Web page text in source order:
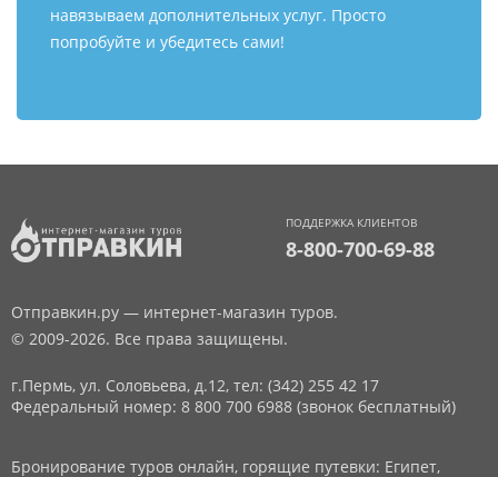
навязываем дополнительных услуг. Просто
попробуйте и убедитесь сами!
ПОДДЕРЖКА КЛИЕНТОВ
8-800-700-69-88
Отправкин.ру — интернет-магазин туров.
© 2009-2026. Все права защищены.
г.Пермь, ул. Соловьева, д.12, тел: (342) 255 42 17
Федеральный номер: 8 800 700 6988 (звонок бесплатный)
Бронирование туров онлайн, горящие путевки: Египет,